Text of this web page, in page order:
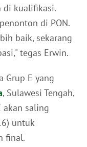
di kualifikasi.
di PON.
baik, sekarang
tegas Erwin.
Grup E yang
, Sulawesi Tengah,
akan saling
untuk
final.